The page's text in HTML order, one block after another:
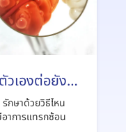
เองต่อยังไง
กษาด้วยวิธีไหน
าการแทรกซ้อน